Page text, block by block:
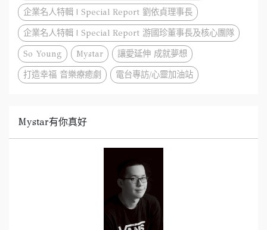
企業名人特輯 | Special Report 劉依貞理事長
企業名人特輯 | Special Report 游國珍董事長及核心團隊
So Young
Mystar
讓愛延伸 成就夢想
打造幸福 音樂療癒劇
電台專訪/心靈加油站
Mystar有你真好